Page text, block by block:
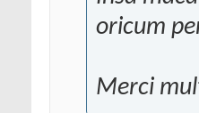
oricum
Merci